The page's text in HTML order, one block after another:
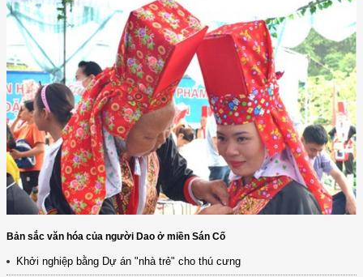
Bản sắc văn hóa của người Dao ở miền Sán Cố
Khởi nghiệp bằng Dự án "nhà trẻ" cho thú cưng